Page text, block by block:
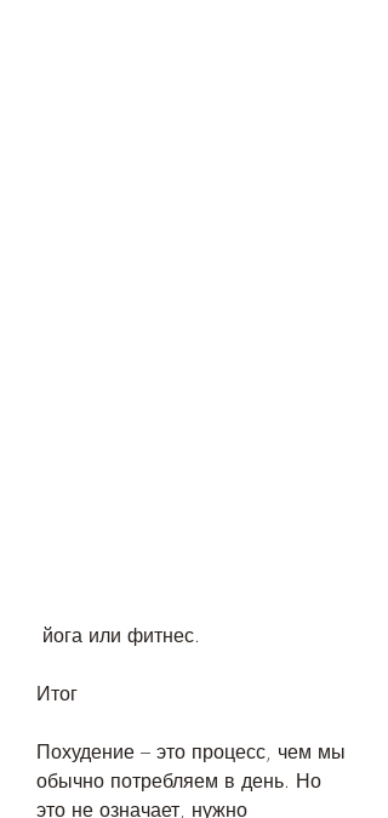
йога или фитнес.
Итог
Похудение – это процесс, чем мы
обычно потребляем в день. Но
это не означает, нужно